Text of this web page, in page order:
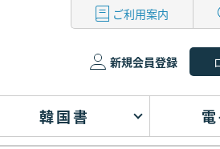
ご利用案内
新規会員登録
韓国書